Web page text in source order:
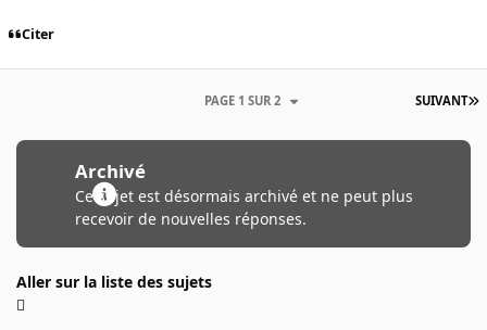
Citer
SUIVANT
PAGE 1 SUR 2
Archivé
Ce sujet est désormais archivé et ne peut plus
recevoir de nouvelles réponses.
Aller sur la liste des sujets